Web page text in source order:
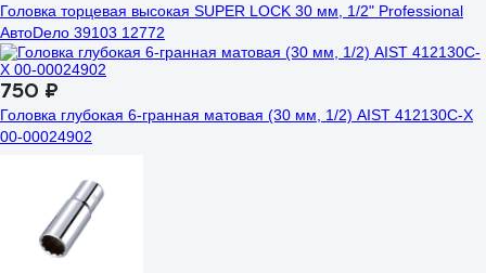
Головка торцевая высокая SUPER LOCK 30 мм, 1/2" Professional
АвтоDело 39103 12772
750 ₽
Головка глубокая 6-гранная матовая (30 мм, 1/2) AIST 412130C-X
00-00024902